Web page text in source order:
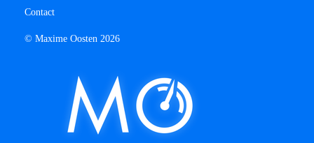
Contact
© Maxime Oosten 2026